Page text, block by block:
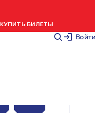
Войти
КУПИТЬ БИЛЕТЫ